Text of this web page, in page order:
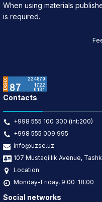
When using materials
is required.
Contacts
+998 555 100 300 (int:200)
+998 555 009 995
info@uzse.uz
107 Mustaqillik Avenue,
Location
Monday-Friday, 9:00-18:00
Social networks